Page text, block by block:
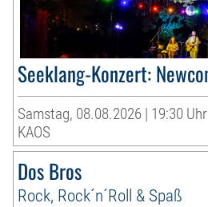
Seeklang-Konzert:
Samstag, 08.08.2026 | 19:30 Uhr
KAOS
Dos Bros
Rock, Rock´n´Roll & Spaß